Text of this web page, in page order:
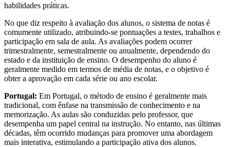
habilidades práticas.
No que diz respeito à avaliação dos alunos, o sistema de notas é
comumente utilizado, atribuindo-se pontuações a testes, trabalhos e
participação em sala de aula. As avaliações podem ocorrer
trimestralmente, semestralmente ou anualmente, dependendo do
estado e da instituição de ensino. O desempenho do aluno é
geralmente medido em termos de média de notas, e o objetivo é
obter a aprovação em cada série ou ano escolar.
Portugal: Em Portugal, o método de ensino é geralmente mais
tradicional, com ênfase na transmissão de conhecimento e na
memorização. As aulas são conduzidas pelo professor, que
desempenha um papel central na instrução. No entanto, nas últimas
décadas, têm ocorrido mudanças para promover uma abordagem
mais interativa, estimulando a participação ativa dos alunos.